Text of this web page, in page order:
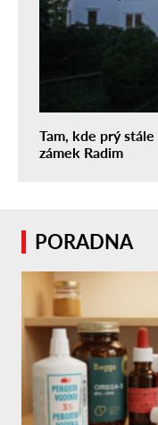
Tam, kde prý
zámek Radim
PORADNA